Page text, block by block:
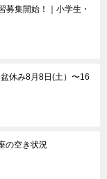
募集開始！｜小学生・
休み8月8日(土）〜16
の空き状況